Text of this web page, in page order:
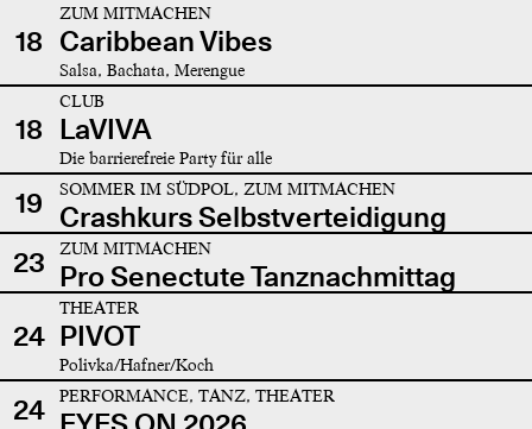
18
ZUM MITMACHEN
Caribbean Vibes
Salsa, Bachata, Merengue
18
CLUB
LaVIVA
Die barrierefreie Party für alle
19 SOMMER IM SÜDPOL, ZUM MITMACHEN
Crashkurs Selbstverteidigung
23
ZUM MITMACHEN
Pro Senectute Tanznachmittag
24
THEATER
PIVOT
Polivka/Hafner/Koch
24 PERFORMANCE, TANZ, THEATER